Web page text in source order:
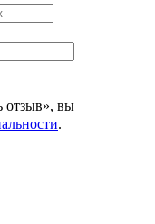
отзыв», вы
.